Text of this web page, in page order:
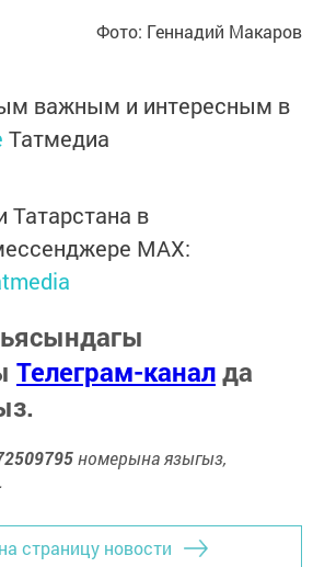
Фото: Геннадий Макаров
важным и интересным в
Татмедиа
Татарстана в
MАХ:
Телеграм-каналда
номерына языгыз,
страницу новости